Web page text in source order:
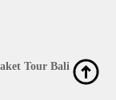
Tour Bali